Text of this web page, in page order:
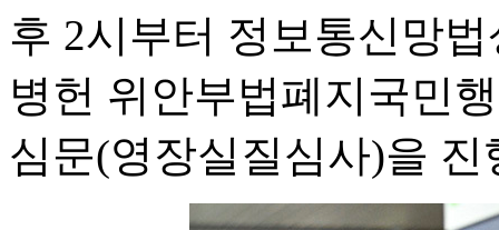
후 2시부터 정보통신망
병헌 위안부법폐지국민
심문(영장실질심사)을 진